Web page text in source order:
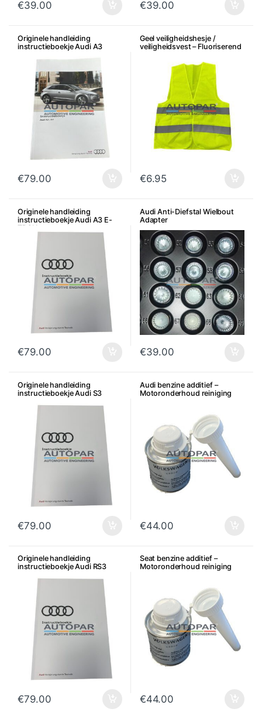
€39.00 €39.00
Originele handleiding
instructieboekje Audi A3
€79.00
Geel veiligheidshesje /
veiligheidsvest – Fluoriserend
€6.95
Originele handleiding
instructieboekje Audi A3 E-
TRON
€79.00
Audi Anti-Diefstal Wielbout
Adapter
€39.00
Originele handleiding
instructieboekje Audi S3
€79.00
Audi benzine additief –
Motoronderhoud reiniging
€44.00
Originele handleiding
instructieboekje Audi RS3
€79.00
Seat benzine additief –
Motoronderhoud reiniging
€44.00